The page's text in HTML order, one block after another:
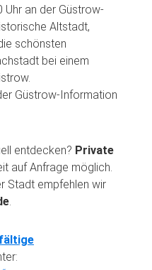
Uhr an der Güstrow-
Altstadt,
schönsten
bei einem
Güstrow-Information
entdecken? Private
auf Anfrage möglich.
Stadt empfehlen wir